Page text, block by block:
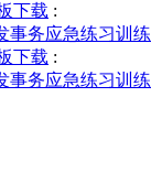
下载 :
事务应急练习训练
下载 :
事务应急练习训练